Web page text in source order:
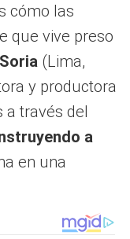
cómo las
que vive preso
(Lima,
y productora
a través del
a
en una